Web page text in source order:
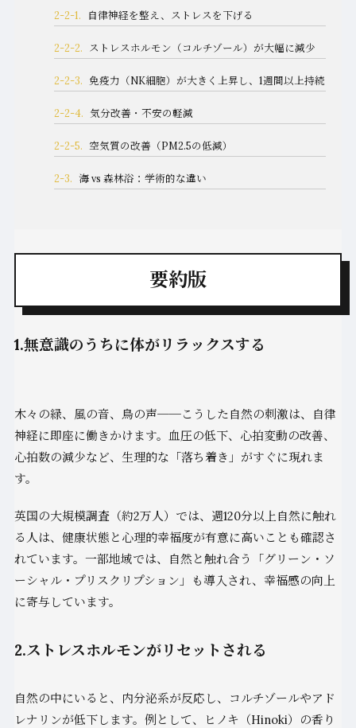
2-2-1. 自律神経を整え、ストレスを下げる
2-2-2. ストレスホルモン（コルチゾール）が大幅に減少
2-2-3. 免疫力（NK細胞）が大きく上昇し、1週間以上持続
2-2-4. 気分改善・不安の軽減
2-2-5. 空気質の改善（PM2.5の低減）
2-3. 海 vs 森林浴：学術的な違い
要約版
1.無意識のうちに体がリラックスする
木々の緑、風の音、鳥の声──こうした自然の刺激は、自律
神経に即座に働きかけます。血圧の低下、心拍変動の改善、
心拍数の減少など、生理的な「落ち着き」がすぐに現れま
す。
英国の大規模調査（約2万人）では、週120分以上自然に触れ
る人は、健康状態と心理的幸福度が有意に高いことも確認さ
れています。一部地域では、自然と触れ合う「グリーン・ソ
ーシャル・プリスクリプション」も導入され、幸福感の向上
に寄与しています。
2.ストレスホルモンがリセットされる
自然の中にいると、内分泌系が反応し、コルチゾールやアド
レナリンが低下します。例として、ヒノキ（Hinoki）の香り